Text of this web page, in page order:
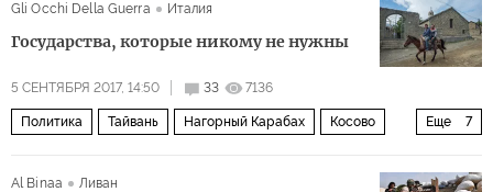
Gli Occhi Della Guerra Италия
Государства, которые никому не нужны
5 СЕНТЯБРЯ 2017, 14:50 33 7136
Еще 7
Политика Тайвань Нагорный Карабах Косово
Al Binaa Ливан